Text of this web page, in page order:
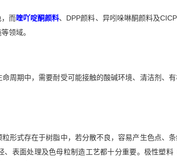
，而喹吖啶酮颜料、DPP颜料、异吲哚啉酮颜料及
领域。
周期中，需要耐受可能接触的酸碱环境、清洁剂、
形式存在于树脂中，若分散不良，容易产生色点、
表面处理及色母粒制造工艺都十分重要。极性塑